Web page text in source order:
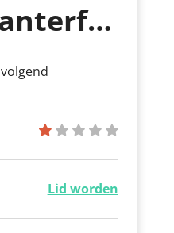
Gîte de Lanterfanter Schönberg
volgend
Lid worden